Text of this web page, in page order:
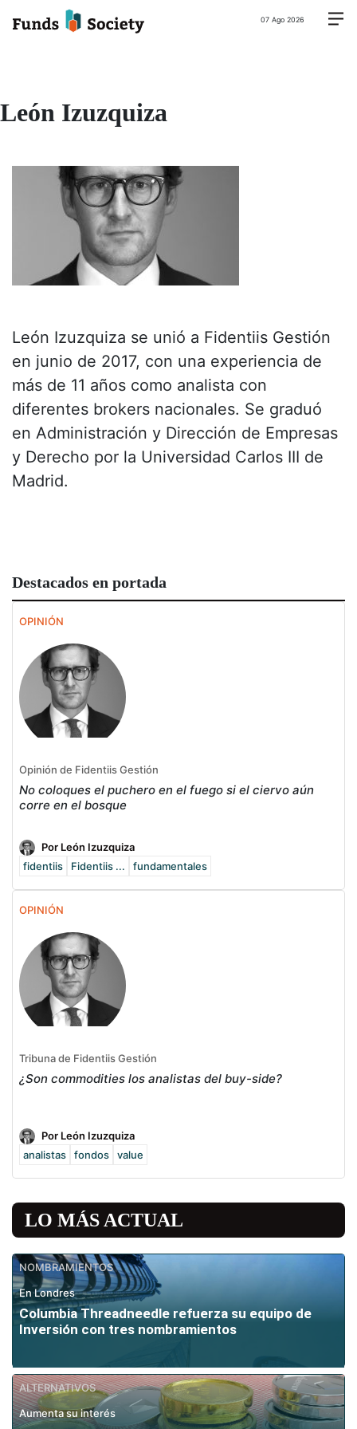
07 Ago 2026
León Izuzquiza
León Izuzquiza se unió a Fidentiis Gestión
en junio de 2017, con una experiencia de
más de 11 años como analista con
diferentes brokers nacionales. Se graduó
en Administración y Dirección de Empresas
y Derecho por la Universidad Carlos III de
Madrid.
Destacados en portada
OPINIÓN
Opinión de Fidentiis Gestión
No coloques el puchero en el fuego si el ciervo aún
corre en el bosque
Por León Izuzquiza
fidentiis
Fidentiis ... fundamentales
OPINIÓN
Tribuna de Fidentiis Gestión
¿Son commodities los analistas del buy-side?
Por León Izuzquiza
analistas
fondos value
LO MÁS ACTUAL
NOMBRAMIENTOS
En Londres
Columbia Threadneedle refuerza su equipo de
Inversión con tres nombramientos
ALTERNATIVOS
Aumenta su interés